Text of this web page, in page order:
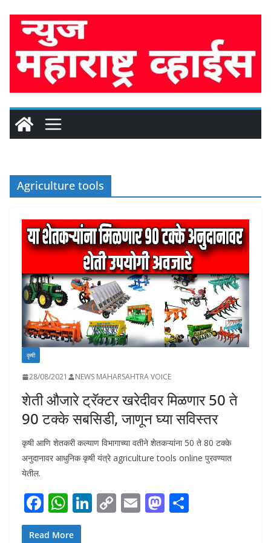
Agriculture tools
कृषी
28/08/2021 NEWS MAHARSAHTRA VOICE
शेती औजारे ट्रॅक्टर खरेदीवर मिळणार 50 ते
90 टक्के सबसिडी, जाणून घ्या सविस्तर
कृषी आणि शेतकरी कल्याण विभागाच्या वतीने शेतकऱ्यांना 50 ते 80 टक्के
अनुदानावर आधुनिक कृषी यंत्रे agriculture tools online पुरवण्यात
येतील.
F
ac
W
h
Li C E M
Read More